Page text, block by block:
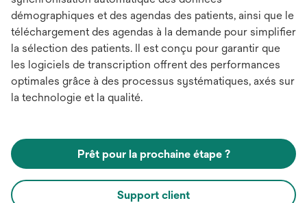
démographiques et des agendas des patients, ainsi que le
téléchargement des agendas à la demande pour simplifier
la sélection des patients. Il est conçu pour garantir que
les logiciels de transcription offrent des performances
optimales grâce à des processus systématiques, axés sur
la technologie et la qualité.
Prêt pour la prochaine étape ?
Support client